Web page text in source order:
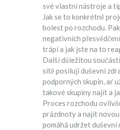
své vlastní nástroje a
Jak se to konkrétně
bolest po rozchodu.
negativních
trápí a jak jste na to
Další důležitou
sítě posilují duševní
podporných skupin, ať
takové skupiny najít a
Proces rozchodu
prázdnoty a najít
pomáhá udržet